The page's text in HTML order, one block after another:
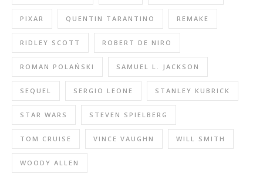
PIXAR QUENTIN TARANTINO REMAKE
RIDLEY SCOTT ROBERT DE NIRO
ROMAN POLAŃSKI SAMUEL L. JACKSON
SEQUEL SERGIO LEONE STANLEY KUBRICK
STAR WARS STEVEN SPIELBERG
TOM CRUISE VINCE VAUGHN WILL SMITH
WOODY ALLEN